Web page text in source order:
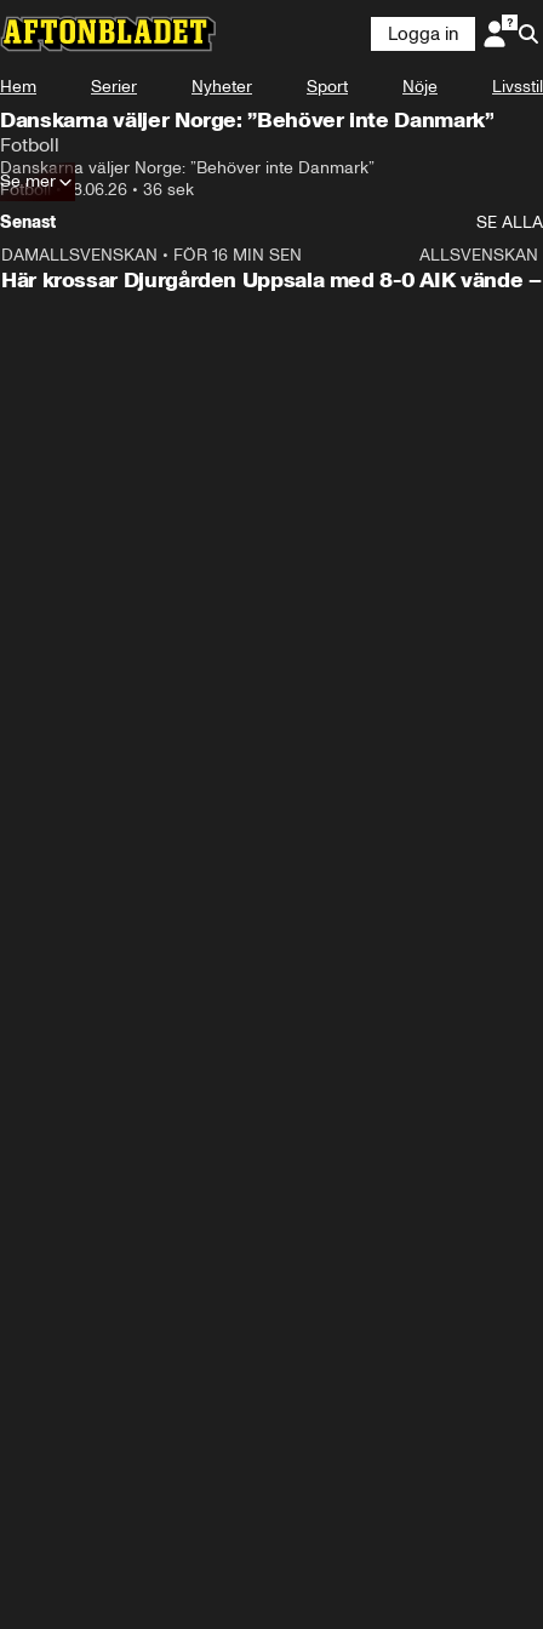
Logga in
Hem Serier Nyheter Sport Nöje Livsstil
Danskarna väljer Norge: ”Behöver inte Danmark”
Fotboll
Danskarna väljer Norge: ”Behöver inte Danmark”
Fotboll•18.06.26 • 36 sek
Se mer
Senast
SE ALLA
DAMALLSVENSKAN • FÖR 16 MIN SEN
Här krossar Djurgården Uppsala med 8-0
ALLSVENSKAN
AIK vände